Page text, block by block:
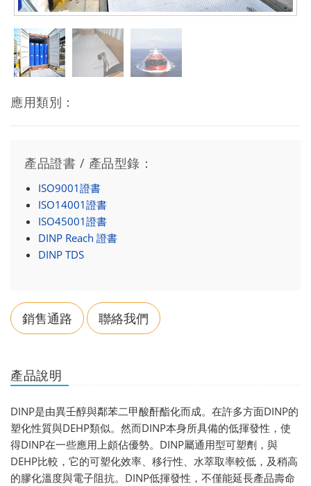
應用類別：
產品證書 / 產品型錄：
ISO9001證書
ISO14001證書
ISO45001證書
DINP Reach 證書
DINP TDS
銷售通路 聯絡我們
產品說明
DINP是由異壬醇與鄰苯二甲酸酐酯化而成。在許多方面DINP的
塑化性質與DEHP類似。然而DINP本身所具備的低揮發性，使
得DINP在一些應用上頗佔優勢。DINP屬通用型可塑劑，與
DEHP比較，它的可塑化效率、移行性、水萃取率較低，及稍高
的膠化溫度與電子阻抗。DINP低揮發性，不僅能延長產品壽命